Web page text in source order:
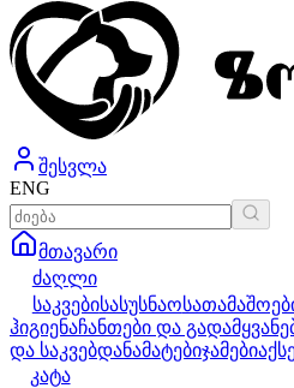
შესვლა
ENG
მთავარი
ძაღლი
საკვებისასუსნაო
ჰიგიენაჩანთები და
და საკვებდანამატებიჯამები
კატა